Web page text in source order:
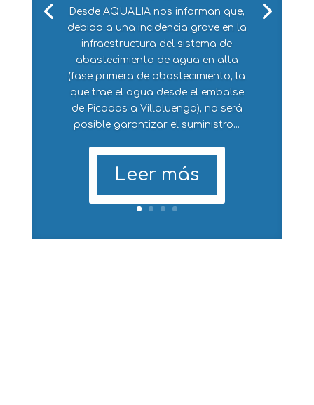
Desde AQUALIA nos informan que,
debido a una incidencia grave en la
infraestructura del sistema de
abastecimiento de agua en alta
(fase primera de abastecimiento, la
que trae el agua desde el embalse
de Picadas a Villaluenga), no será
posible garantizar el suministro...
Leer más